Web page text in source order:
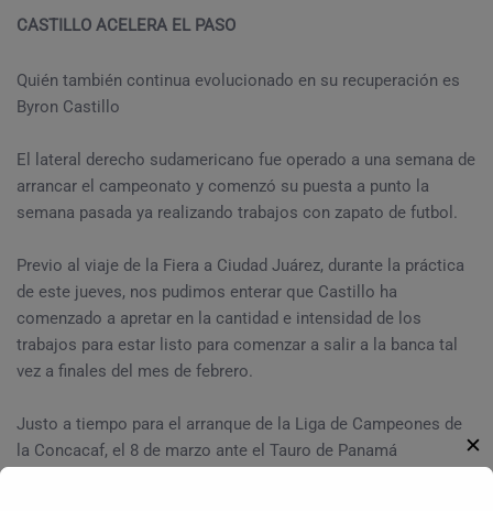
CASTILLO ACELERA EL PASO
Quién también continua evolucionado en su recuperación es
Byron Castillo
El lateral derecho sudamericano fue operado a una semana de
arrancar el campeonato y comenzó su puesta a punto la
semana pasada ya realizando trabajos con zapato de futbol.
Previo al viaje de la Fiera a Ciudad Juárez, durante la práctica
de este jueves, nos pudimos enterar que Castillo ha
comenzado a apretar en la cantidad e intensidad de los
trabajos para estar listo para comenzar a salir a la banca tal
vez a finales del mes de febrero.
Justo a tiempo para el arranque de la Liga de Campeones de
la Concacaf, el 8 de marzo ante el Tauro de Panamá
✕